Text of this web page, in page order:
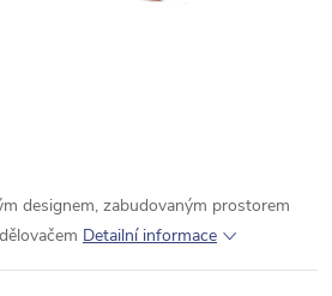
designem, zabudovaným prostorem
Detailní informace